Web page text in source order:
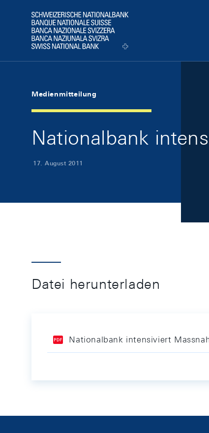
Logo
Medienmitteilung
Nationalbank
17. August 2011
Datei herunterladen
Nationalbank intensiviert